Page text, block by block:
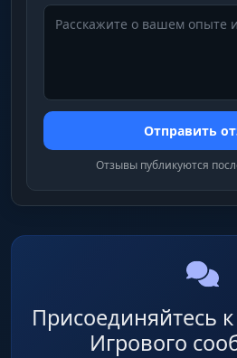
Отправить
Отзывы публикуются
Присоединяйтесь
Игрового